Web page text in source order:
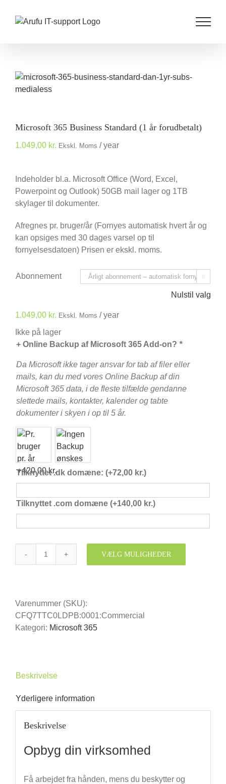
Microsoft 365 Business Standard (1 år forudbetalt)
1.049,00 kr. Ekskl. Moms / year
Indeholder bl.a. Microsoft Office (Word, Excel,
Powerpoint og Outlook) 50GB mail lager og 1TB
skylager til dokumenter.
Afregnes pr. bruger/år (Fornyes automatisk hvert år og
kan opsiges med 30 dages varsel op til
fornyelsesdatoen) Prisen er ekskl. moms.
Abonnement 
Nulstil valg
1.049,00 kr. Ekskl. Moms / year
Ikke på lager
+ Online Backup af Microsoft 365 Add-on? *
Da Microsoft ikke tager ansvar for tab af filer eller
mails, kan du med vores Online Backup af din
Microsoft 365 data, i de fleste tilfælde gendanne
slettede mails, kontakter, kalender og tabte
dokumenter i skyen i op til 5 år.
Tilknyttet .dk domæne: (+72,00 kr.)
Tilknyttet .com domæne (+140,00 kr.)
Microsoft
(1
år
forudbetalt)
VÆLG MULIGHEDER
Varenummer (SKU):
CFQ7TTC0LDPB:0001:Commercial
Kategori: Microsoft 365
Beskrivelse
Yderligere information
Beskrivelse
Opbyg din virksomhed
Få arbejdet fra hånden, mens du beskytter og